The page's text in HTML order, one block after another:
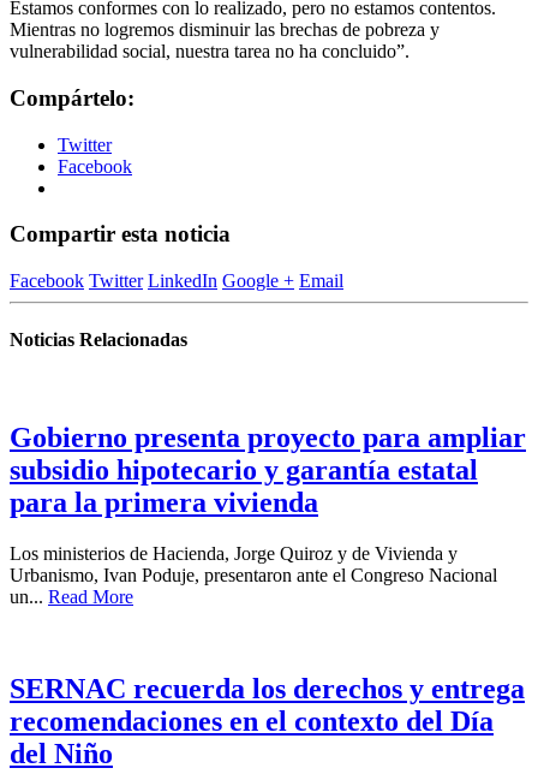
Estamos conformes con lo realizado, pero no estamos contentos.
Mientras no logremos disminuir las brechas de pobreza y
vulnerabilidad social, nuestra tarea no ha concluido”.
Compártelo:
Twitter
Facebook
Compartir esta noticia
Facebook Twitter LinkedIn Google + Email
Noticias Relacionadas
Gobierno presenta proyecto para ampliar
subsidio hipotecario y garantía estatal
para la primera vivienda
Los ministerios de Hacienda, Jorge Quiroz y de Vivienda y
Urbanismo, Ivan Poduje, presentaron ante el Congreso Nacional
un... Read More
SERNAC recuerda los derechos y entrega
recomendaciones en el contexto del Día
del Niño